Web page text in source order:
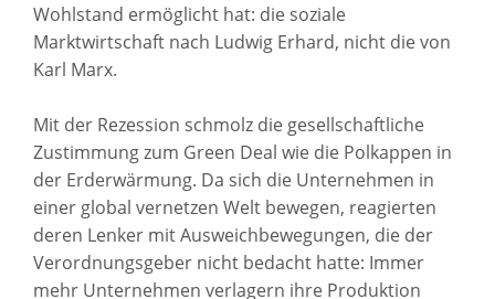
Wohlstand ermöglicht hat: die soziale
Marktwirtschaft nach Ludwig Erhard, nicht die von
Karl Marx.
Mit der Rezession schmolz die gesellschaftliche
Zustimmung zum Green Deal wie die Polkappen in
der Erderwärmung. Da sich die Unternehmen in
einer global vernetzen Welt bewegen, reagierten
deren Lenker mit Ausweichbewegungen, die der
Verordnungsgeber nicht bedacht hatte: Immer
mehr Unternehmen verlagern ihre Produktion